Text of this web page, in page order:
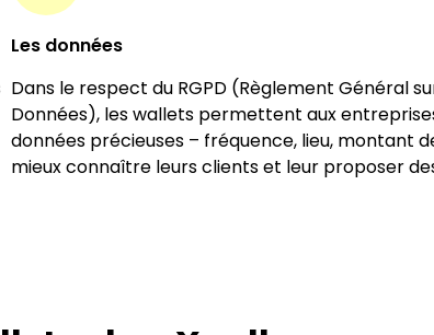
Les données
Dans le respect du RGPD (Règlement Général
Données), les wallets permettent aux
données précieuses – fréquence, lieu, montant
mieux connaître leurs clients et leur proposer